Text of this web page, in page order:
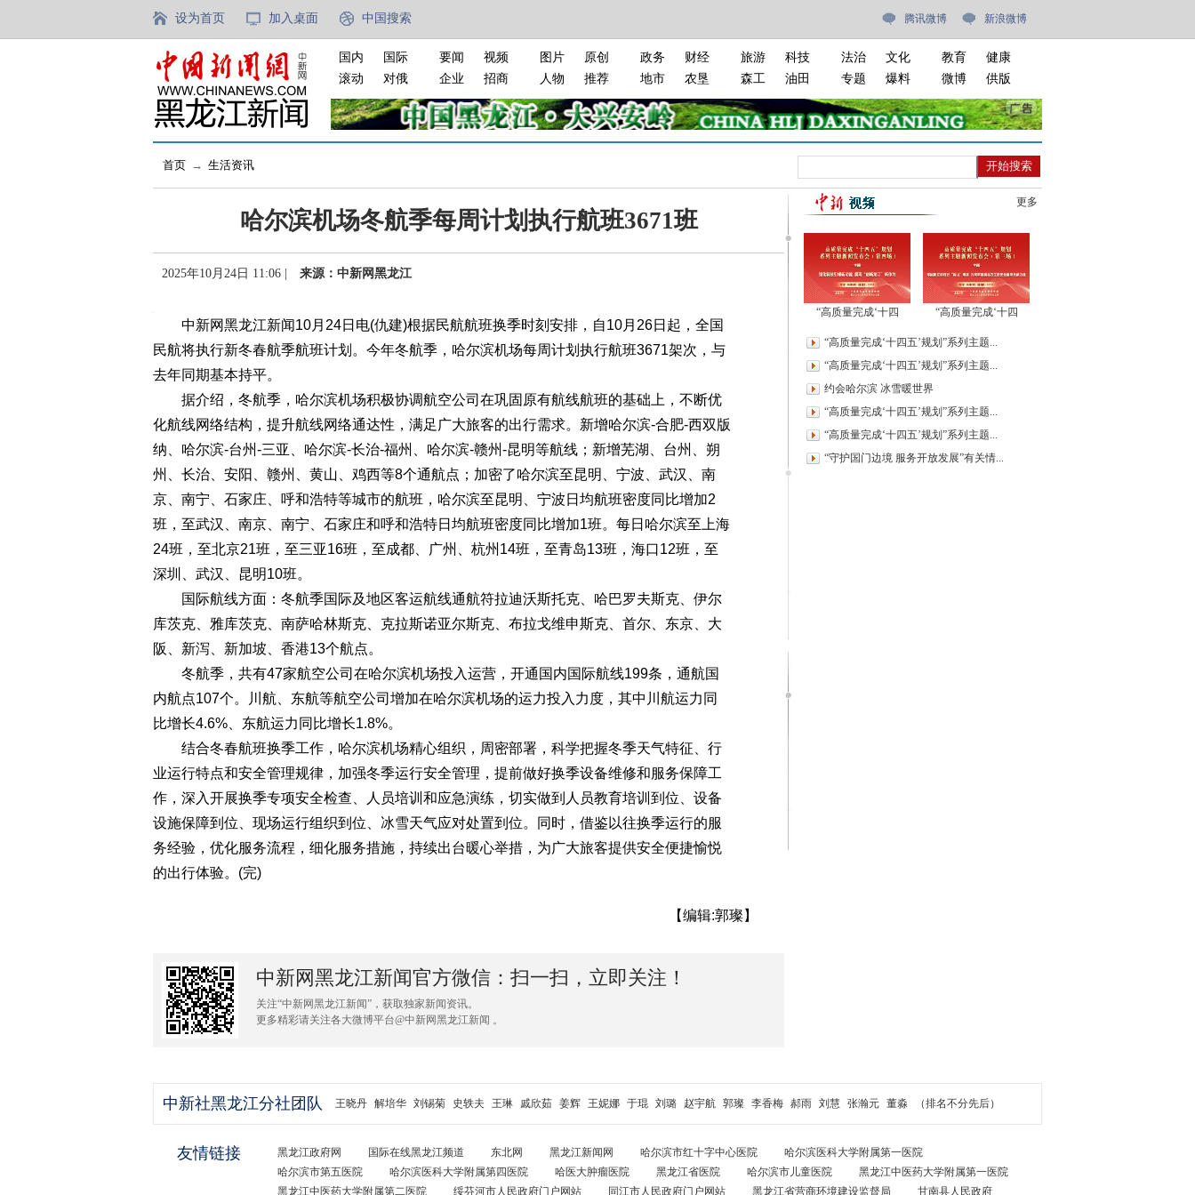
设为首页 加入桌面 中国搜索 腾讯微博 新浪微博
国内
国际
滚动
对俄
要闻
视频
企业
招商
图片
原创
人物
推荐
政务
财经
地市
农垦
旅游
科技
森工
油田
法治
文化
专题
爆料
教育
健康
微博
供版
首页 → 生活资讯
哈尔滨机场冬航季每周计划执行航班3671班
2025年10月24日 11:06 | 来源：中新网黑龙江
中新网黑龙江新闻10月24日电(仇建)根据民航航班换季时刻安排，自10月26日起，全国
民航将执行新冬春航季航班计划。今年冬航季，哈尔滨机场每周计划执行航班3671架次，与
去年同期基本持平。
据介绍，冬航季，哈尔滨机场积极协调航空公司在巩固原有航线航班的基础上，不断优
化航线网络结构，提升航线网络通达性，满足广大旅客的出行需求。新增哈尔滨-合肥-西双版
纳、哈尔滨-台州-三亚、哈尔滨-长治-福州、哈尔滨-赣州-昆明等航线；新增芜湖、台州、朔
州、长治、安阳、赣州、黄山、鸡西等8个通航点；加密了哈尔滨至昆明、宁波、武汉、南
京、南宁、石家庄、呼和浩特等城市的航班，哈尔滨至昆明、宁波日均航班密度同比增加2
班，至武汉、南京、南宁、石家庄和呼和浩特日均航班密度同比增加1班。每日哈尔滨至上海
24班，至北京21班，至三亚16班，至成都、广州、杭州14班，至青岛13班，海口12班，至
深圳、武汉、昆明10班。
国际航线方面：冬航季国际及地区客运航线通航符拉迪沃斯托克、哈巴罗夫斯克、伊尔
库茨克、雅库茨克、南萨哈林斯克、克拉斯诺亚尔斯克、布拉戈维申斯克、首尔、东京、大
阪、新泻、新加坡、香港13个航点。
冬航季，共有47家航空公司在哈尔滨机场投入运营，开通国内国际航线199条，通航国
内航点107个。川航、东航等航空公司增加在哈尔滨机场的运力投入力度，其中川航运力同
比增长4.6%、东航运力同比增长1.8%。
结合冬春航班换季工作，哈尔滨机场精心组织，周密部署，科学把握冬季天气特征、行
业运行特点和安全管理规律，加强冬季运行安全管理，提前做好换季设备维修和服务保障工
作，深入开展换季专项安全检查、人员培训和应急演练，切实做到人员教育培训到位、设备
设施保障到位、现场运行组织到位、冰雪天气应对处置到位。同时，借鉴以往换季运行的服
务经验，优化服务流程，细化服务措施，持续出台暖心举措，为广大旅客提供安全便捷愉悦
的出行体验。(完)
【编辑:郭璨】
中新网黑龙江新闻官方微信：扫一扫，立即关注！
关注“中新网黑龙江新闻”，获取独家新闻资讯。
更多精彩请关注各大微博平台@中新网黑龙江新闻 。
更多
“高质量完成‘十四
发布会（第四场）
“高质量完成‘十四
发布会（第三场）
“高质量完成‘十四五’规划”系列主题...
“高质量完成‘十四五’规划”系列主题...
约会哈尔滨 冰雪暖世界
“高质量完成‘十四五’规划”系列主题...
“高质量完成‘十四五’规划”系列主题...
“守护国门边境 服务开放发展”有关情...
中新社黑龙江分社团队 王晓丹 解培华 刘锡菊 史轶夫 王琳 戚欣茹 姜辉 王妮娜 于琨 刘璐 赵宇航 郭璨 李香梅 郝雨 刘慧 张瀚元 董淼 （排名不分先后）
友情链接 黑龙江政府网 国际在线黑龙江频道 东北网 黑龙江新闻网 哈尔滨市红十字中心医院
哈尔滨医科大学附属第一医院
哈尔滨市第五医院
哈尔滨医科大学附属第四医院 哈医大肿瘤医院 黑龙江省医院 哈尔滨市儿童医院
黑龙江中医药大学附属第一医院
黑龙江中医药大学附属第二医院
绥芬河市人民政府门户网站 同江市人民政府门户网站 黑龙江省营商环境建设监督局 甘南县人民政府